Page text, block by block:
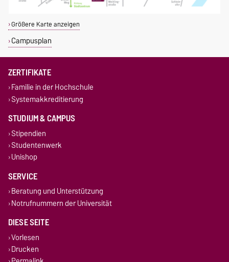
Größere Karte anzeigen
Campusplan
ZERTIFIKATE
Familie in der Hochschule
Systemakkreditierung
STUDIUM & CAMPUS
Stipendien
Studentenwerk
Unishop
SERVICE
Beratung und Unterstützung
Notrufnummern der Universität
DIESE SEITE
Vorlesen
Drucken